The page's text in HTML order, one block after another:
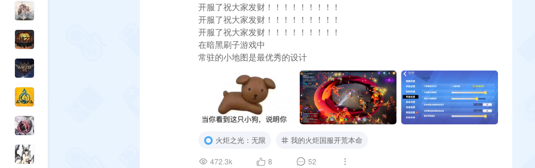
开服了祝大家发财！！！！！！！！！
开服了祝大家发财！！！！！！！！！
开服了祝大家发财！！！！！！！！！
在暗黑刷子游戏中
常驻的小地图是最优秀的设计
火炬之光：无限 我的火炬国服开荒本命
472.3k 8 52